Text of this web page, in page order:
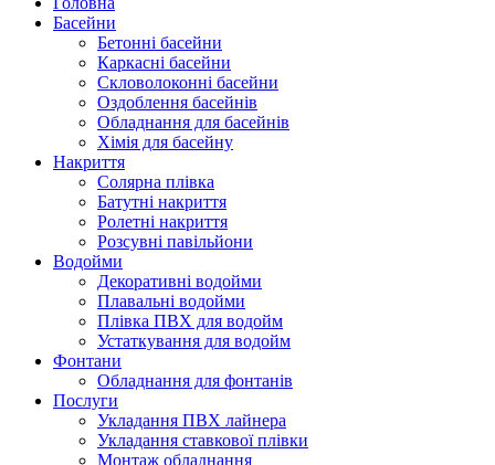
Басейни
Бетонні басейни
Каркасні басейни
Скловолоконні басейни
Оздоблення басейнів
Обладнання для басейнів
Хімія для басейну
Накриття
Солярна плівка
Батутні накриття
Ролетні накриття
Розсувні павільйони
Водойми
Декоративні водойми
Плавальні водойми
Плівка ПВХ для водойм
Устаткування для водойм
Фонтани
Обладнання для фонтанів
Послуги
Укладання ПВХ лайнера
Укладання ставкової плівки
Монтаж обладнання